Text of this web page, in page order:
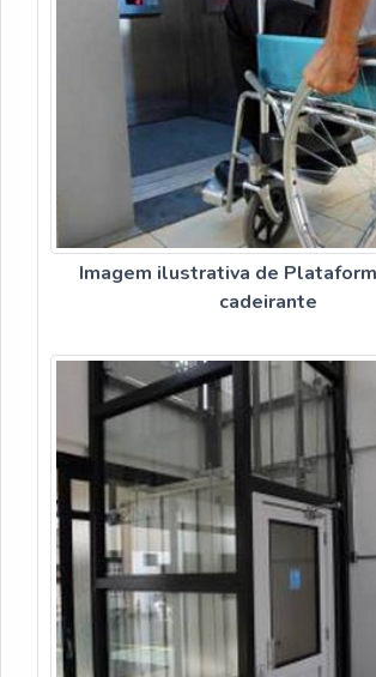
Imagem ilustrativa de
cadeirante